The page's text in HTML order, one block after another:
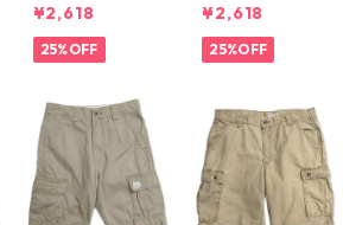
ゴショートパン
ツ ハーフパン
記：34 gd40
9625n w6060
3
¥2,618
25%OFF
ツ ハーフパン
ツ ベージュ 表
¥2,618
25%OFF